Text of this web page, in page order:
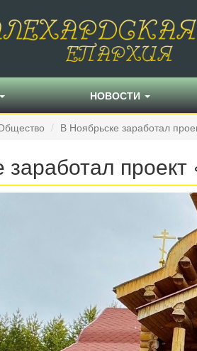
НОВОСТИ
В Ноябрьске заработал
заработал